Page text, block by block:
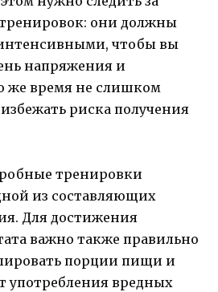
они должны
чтобы вы
напряжения и
же время не слишком
риска получения
тренировки
из составляющих
Для достижения
важно также правильно
порции пищи и
употребления вредных